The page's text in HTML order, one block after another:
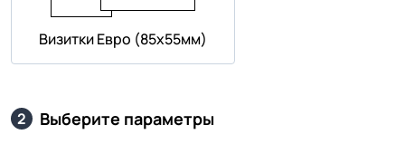
Визитки Евро (85х55мм)
2 Выберите параметры